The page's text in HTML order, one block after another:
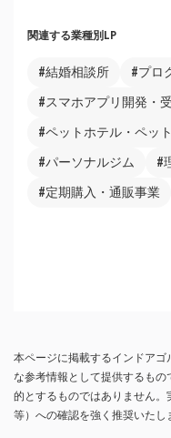
関連する業種別LP
#結婚相談所 #プロ
#スマホアプリ開発・
#ペットホテル・ペッ
#パーソナルジム #
#定期購入・通販事業
本ページに掲載するインドア
な参考情報として提供するも
的とするものではありません
等）への確認を強く推奨いたし